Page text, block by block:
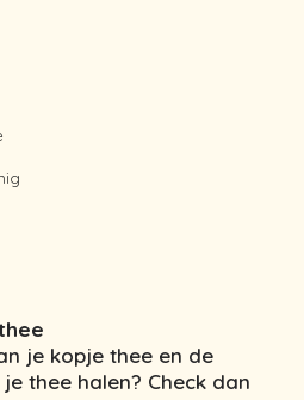
je kopje thee en de
thee halen? Check dan